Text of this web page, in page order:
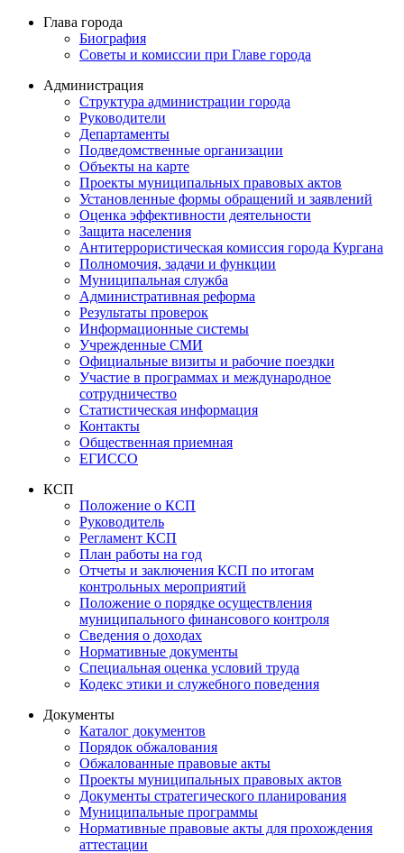
Глава города
Биография
Советы и комиссии при Главе города
Администрация
Структура администрации города
Руководители
Департаменты
Подведомственные организации
Объекты на карте
Проекты муниципальных правовых актов
Установленные формы обращений и заявлений
Оценка эффективности деятельности
Защита населения
Антитеррористическая комиссия города Кургана
Полномочия, задачи и функции
Муниципальная служба
Административная реформа
Результаты проверок
Информационные системы
Учрежденные СМИ
Официальные визиты и рабочие поездки
Участие в программах и международное
сотрудничество
Статистическая информация
Контакты
Общественная приемная
ЕГИССО
КСП
Положение о КСП
Руководитель
Регламент КСП
План работы на год
Отчеты и заключения КСП по итогам
контрольных мероприятий
Положение о порядке осуществления
муниципального финансового контроля
Сведения о доходах
Нормативные документы
Специальная оценка условий труда
Кодекс этики и служебного поведения
Документы
Каталог документов
Порядок обжалования
Обжалованные правовые акты
Проекты муниципальных правовых актов
Документы стратегического планирования
Муниципальные программы
Нормативные правовые акты для прохождения
аттестации